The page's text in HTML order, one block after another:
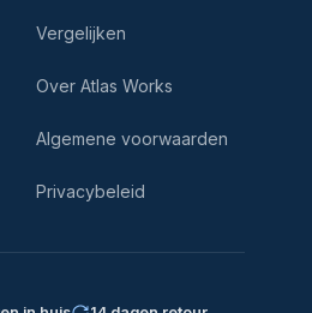
Vergelijken
Over Atlas Works
Algemene voorwaarden
Privacybeleid